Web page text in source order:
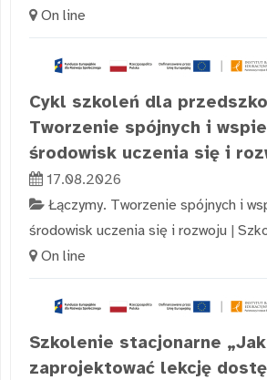
On line
Cykl szkoleń dla
Tworzenie spójnych i
środowisk uczenia się i
17.08.2026
Łączymy. Tworzenie spójnych i
środowisk uczenia się i rozwoju |
On line
Szkolenie stacjonarne „Jak
zaprojektować lekcję